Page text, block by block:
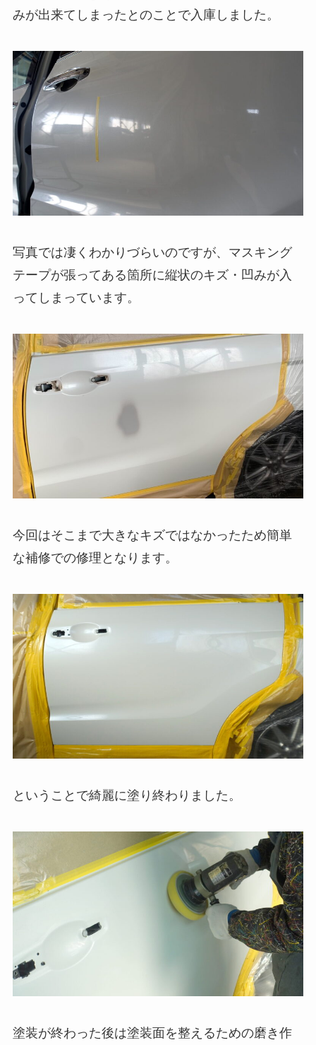
みが出来てしまったとのことで入庫しました。
写真では凄くわかりづらいのですが、マスキング
テープが張ってある箇所に縦状のキズ・凹みが入
ってしまっています。
今回はそこまで大きなキズではなかったため簡単
な補修での修理となります。
ということで綺麗に塗り終わりました。
塗装が終わった後は塗装面を整えるための磨き作